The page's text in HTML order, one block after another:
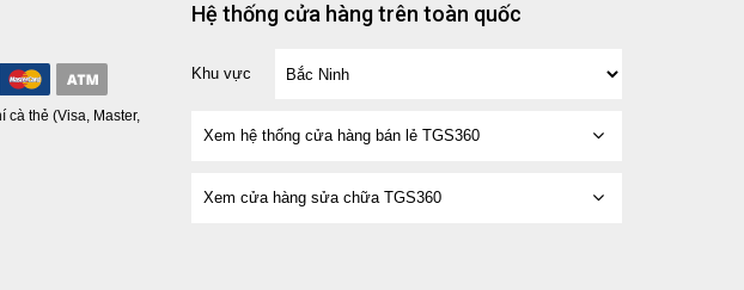
cà thẻ (Visa, Master,
Hệ thống cửa hàng trên toàn quốc
Khu vực
Xem hệ thống cửa hàng bán lẻ TGS360
Xem cửa hàng sửa chữa TGS360